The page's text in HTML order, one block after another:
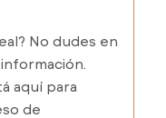
No dudes en
aquí para
de